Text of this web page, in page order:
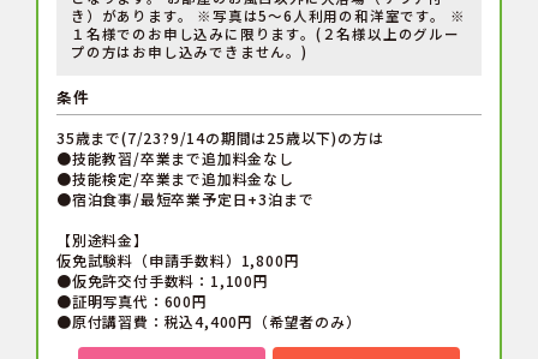
き）があります。 ※写真は5～6人利用の和洋室です。 ※
１名様でのお申し込みに限ります。(２名様以上のグルー
プの方はお申し込みできません。)
条件
35歳まで(7/23?9/14の期間は25歳以下)の方は
●技能教習/卒業まで追加料金なし
●技能検定/卒業まで追加料金なし
●宿泊食事/最短卒業予定日+3泊まで
【別途料金】
仮免試験料（申請手数料）1,800円
●仮免許交付手数料：1,100円
●証明写真代：600円
●原付講習費：税込4,400円（希望者のみ）